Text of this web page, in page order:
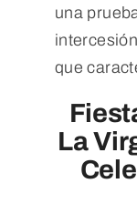
una
que
La